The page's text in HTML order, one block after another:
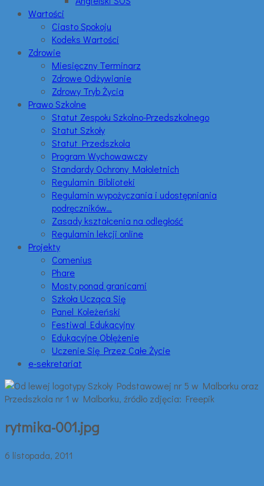
Wartości
Ciasto Spokoju
Kodeks Wartości
Zdrowie
Miesięczny Terminarz
Zdrowe Odżywianie
Zdrowy Tryb Życia
Prawo Szkolne
Statut Zespołu Szkolno-Przedszkolnego
Statut Szkoły
Statut Przedszkola
Program Wychowawczy
Standardy Ochrony Małoletnich
Regulamin Biblioteki
Regulamin wypożyczania i udostępniania
podręczników…
Zasady kształcenia na odległość
Regulamin lekcji online
Projekty
Comenius
Phare
Mosty ponad granicami
Szkoła Ucząca Się
Panel Koleżeński
Festiwal Edukacyjny
Edukacyjne Oblężenie
Uczenie Się Przez Całe Życie
e-sekretariat
rytmika-001.jpg
6 listopada, 2011